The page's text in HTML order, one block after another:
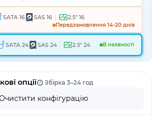
SATA 16 SAS 16 2.5" 16
Передзамовлення 14-20 днів
SATA 24 SAS 24 2.5" 24 В наявності
опції Збірка 3–24 год
конфігурацію